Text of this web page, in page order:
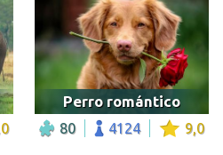
Perro romántico
80 4124 9,0